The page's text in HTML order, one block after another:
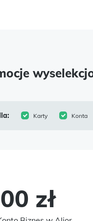
Karty Konta
zł